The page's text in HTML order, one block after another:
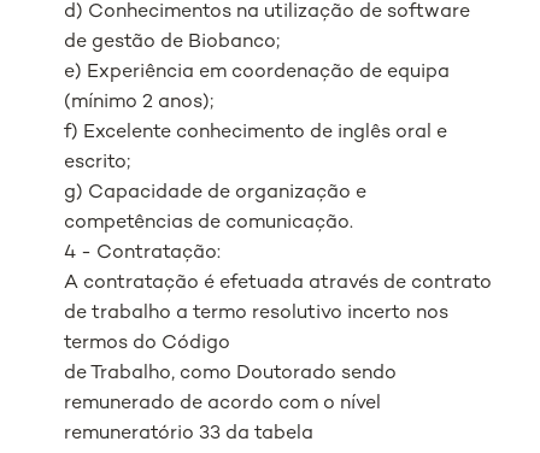
d) Conhecimentos na utilização de software
de gestão de Biobanco;
e) Experiência em coordenação de equipa
(mínimo 2 anos);
f) Excelente conhecimento de inglês oral e
escrito;
g) Capacidade de organização e
competências de comunicação.
4 - Contratação:
A contratação é efetuada através de contrato
de trabalho a termo resolutivo incerto nos
termos do Código
de Trabalho, como Doutorado sendo
remunerado de acordo com o nível
remuneratório 33 da tabela